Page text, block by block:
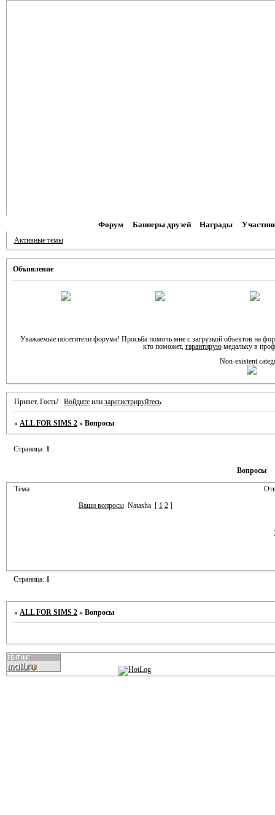
Форум Баннеры друзей Награды
Активные темы
Объявление
Уважаемые посетители форума! Просьба помочь мне с загрузкой объектов на
кто поможет, гарантируюмедальку в
Non-existent
Привет, Гость! Войдите илизарегистрируйтесь
» ALL FOR SIMS 2 »Вопросы
Вопросы
Страница: 1
Тема
Ваши вопросы Natasha 1 2
Страница: 1
»ALL FOR SIMS 2 »Вопросы